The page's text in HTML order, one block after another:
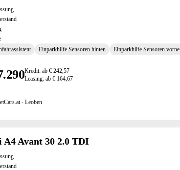
Einparkhilfe Sensoren hinten Einparkhilfe Sensoren vorne
Kredit: ab € 242,57
Leasing: ab € 164,67
- Leoben
A4 Avant 30 2.0 TDI